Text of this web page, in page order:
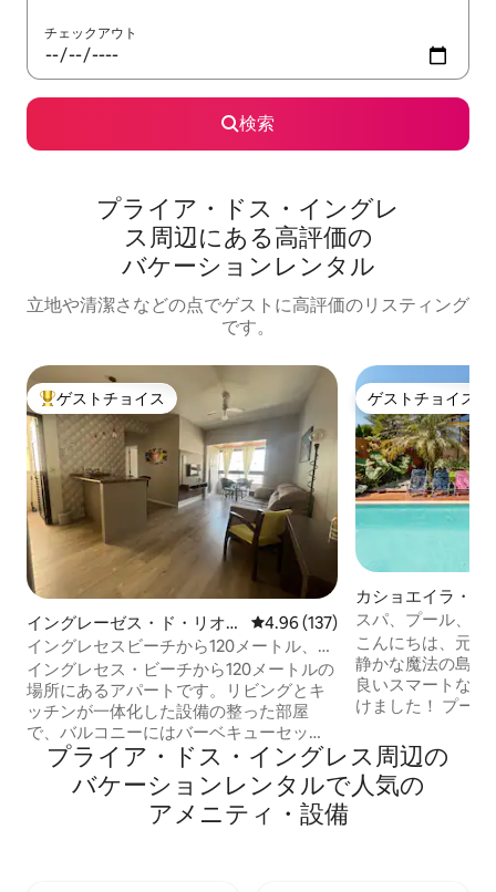
チェックアウト
検索
プライア・ドス・イングレ
ス⁠周⁠辺⁠に⁠あ⁠る高⁠評⁠価⁠の
バ⁠ケ⁠ー⁠シ⁠ョ⁠ン⁠レ⁠ン⁠タ⁠ル
立地や清潔さなどの点でゲストに高評価のリスティング
です。
大好評のゲストチョイスです。
ゲストチョイス
イングレーゼス・ド・リオ・
ヴェルメーリョのマンショ
ン・アパート
レビュー137件、5つ星中4.96つ
4.96 (137)
イングレセスビーチから120メートル、
Wi-Fi完備
イングレセス・ビーチから120メートルの
場所にあるアパートです。リビングとキ
ッチンが一体化した設備の整った部屋
で、バルコニーにはバーベキューセッ
ト、サービスエリア、エアコン付きの寝
室2部屋、バスルーム2部屋（1部屋はスイ
ート）、200メガの光ファイバーWi-Fiイ
ンターネットがあります。 スマートテレ
ゲストチョイス
ゲストチョイス
カショエイラ・ド
ジェズスの一軒家
スパ、プール、ア
のスマートホーム
こんにちは、元気
静かな魔法の島を
良いスマートな家
けました！ プー
夕日を楽しめるボ
チにあります。 近くには、市場、薬局、
バー、レストラン
プライア・ドス・イングレス⁠周⁠辺⁠の
バ⁠ケ⁠ー⁠シ⁠ョ⁠ン⁠レ⁠ン⁠タ⁠ル⁠で人⁠気⁠の
ア⁠メ⁠ニ⁠テ⁠ィ⁠・⁠設⁠備